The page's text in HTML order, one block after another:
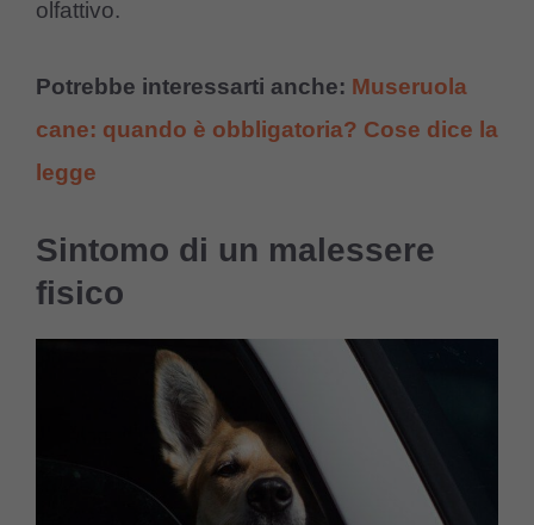
olfattivo.
Potrebbe interessarti anche: Museruola
cane: quando è obbligatoria? Cose dice la
legge
Sintomo di un malessere
fisico